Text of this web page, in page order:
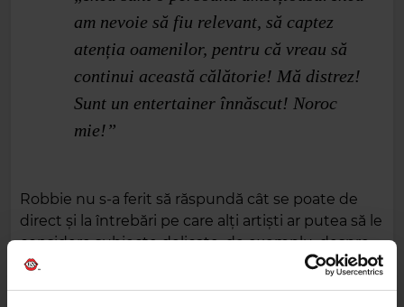
am nevoie să fiu relevant, să captez
atenția oamenilor, pentru că vreau să
continui această călătorie! Mă distrez!
Sunt un entertainer înnăscut! Noroc
mie!”
Robbie nu s-a ferit să răspundă cât se poate de
direct și la întrebări pe care alți artiști ar putea să le
considere subiecte delicate, de exemplu, despre
anxietate și sănătate mintală, dar și despre
ecologism, unde artistul a declarat: